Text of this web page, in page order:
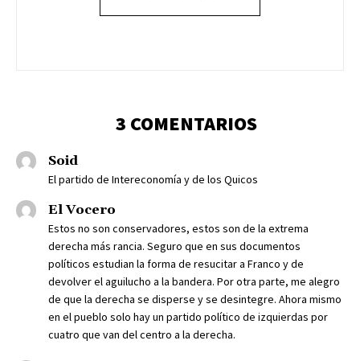
3 COMENTARIOS
Soid
El partido de Intereconomía y de los Quicos
El Vocero
Estos no son conservadores, estos son de la extrema
derecha más rancia. Seguro que en sus documentos
políticos estudian la forma de resucitar a Franco y de
devolver el aguilucho a la bandera. Por otra parte, me alegro
de que la derecha se disperse y se desintegre. Ahora mismo
en el pueblo solo hay un partido político de izquierdas por
cuatro que van del centro a la derecha.